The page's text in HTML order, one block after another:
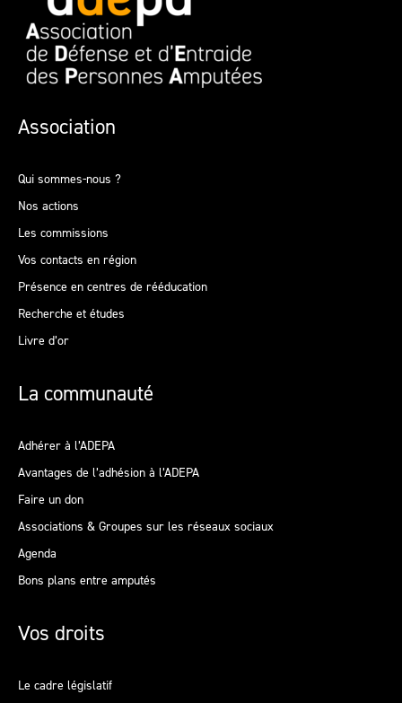
Association
Qui sommes-nous ?
Nos actions
Les commissions
Vos contacts en région
Présence en centres de rééducation
Recherche et études
Livre d’or
La communauté
Adhérer à l’ADEPA
Avantages de l’adhésion à l’ADEPA
Faire un don
Associations & Groupes sur les réseaux sociaux
Agenda
Bons plans entre amputés
Vos droits
Le cadre législatif